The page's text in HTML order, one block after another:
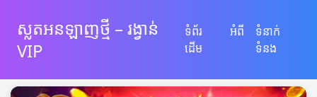
ស្លតអនឡាញថ្មី – រង្វាន់
VIP
ទំព័រ
ដើម
អំពី
ទំនាក់
ទំនង